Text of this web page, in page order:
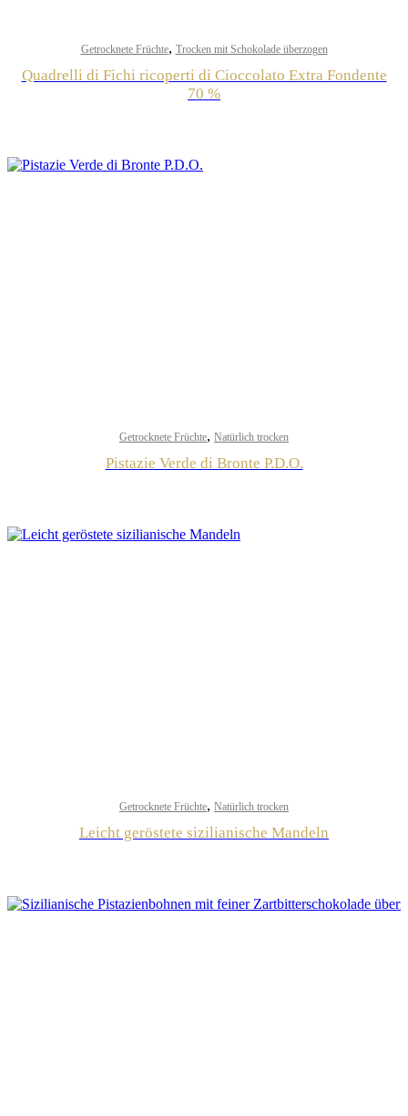
Getrocknete Früchte, Trocken mit Schokolade überzogen
Quadrelli di Fichi ricoperti di Cioccolato Extra Fondente
70 %
Getrocknete Früchte, Natürlich trocken
Pistazie Verde di Bronte P.D.O.
Getrocknete Früchte, Natürlich trocken
Leicht geröstete sizilianische Mandeln